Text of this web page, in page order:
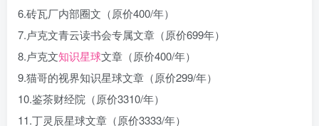
6.砖瓦厂内部圈文（原价400/年）
7.卢克文青云读书会专属文章（原价699年）
8.卢克文知识星球文章（原价400/年）
9.猫哥的视界知识星球文章（原价299/年）
10.鉴茶财经院（原价3310/年）
11.丁灵辰星球文章（原价3333/年）